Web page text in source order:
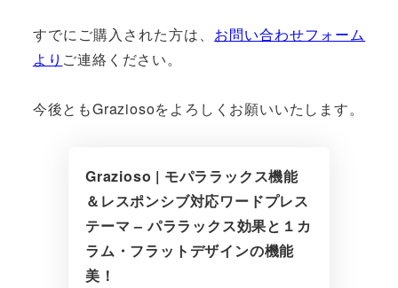
すでにご購入された方は、 お問い合わせフォーム
より ご連絡ください。
今後ともGraziosoをよろしくお願いいたします。
Grazioso | モパララックス機能
＆レスポンシブ対応ワードプレス
テーマ – パララックス効果と１カ
ラム・フラットデザインの機能
美！